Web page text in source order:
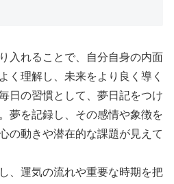
入れることで、自分自身の内面
く理解し、未来をより良く導く
日の習慣として、夢日記をつけ
夢を記録し、その感情や象徴を
の動きや潜在的な課題が見えて
、運気の流れや重要な時期を把